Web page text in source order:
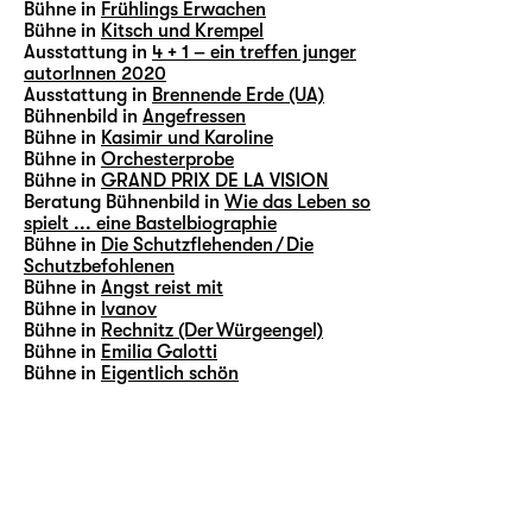
Bühne in Frühlings Erwachen
Bühne in Kitsch und Krempel
Ausstattung in 4 + 1 – ein treffen junger
autorInnen 2020
Ausstattung in Brennende Erde (UA)
Bühnenbild in Angefressen
Bühne in Kasimir und Karoline
Bühne in Orchesterprobe
Bühne in GRAND PRIX DE LA VISION
Beratung Bühnenbild in Wie das Leben so
spielt ... eine Bastelbiographie
Bühne in Die Schutzflehenden / Die
Schutzbefohlenen
Bühne in Angst reist mit
Bühne in Ivanov
Bühne in Rechnitz (Der Würgeengel)
Bühne in Emilia Galotti
Bühne in Eigentlich schön